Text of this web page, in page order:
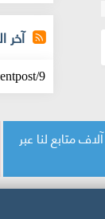
آخر
9/recentpost
إنضم لأزيد من 10 آلاف متابع لنا عبر